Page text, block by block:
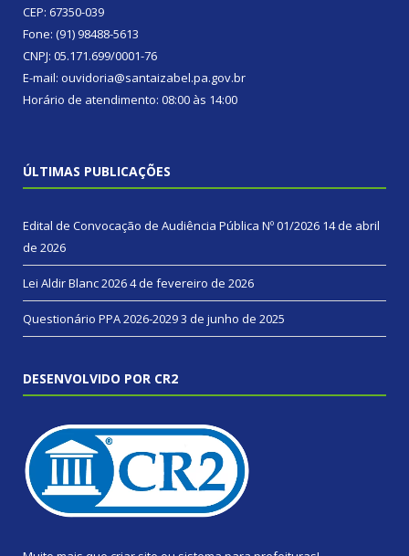
CEP: 67350-039
Fone: (91) 98488-5613
CNPJ: 05.171.699/0001-76
E-mail: ouvidoria@santaizabel.pa.gov.br
Horário de atendimento: 08:00 às 14:00
ÚLTIMAS PUBLICAÇÕES
Edital de Convocação de Audiência Pública Nº 01/2026 14 de abril
de 2026
Lei Aldir Blanc 20264 de fevereiro de 2026
Questionário PPA 2026-20293 de junho de 2025
DESENVOLVIDO POR CR2